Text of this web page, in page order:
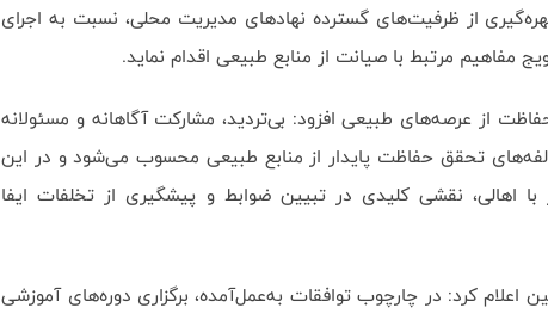
از ظرفیت‌های گسترده نهادهای مدیریت محلی، نسبت به اجرای
مفاهیم مرتبط با صیانت از منابع طبیعی اقدام نماید.
از عرصه‌های طبیعی افزود: بی‌تردید، مشارکت آگاهانه و مسئولانه
تحقق حفاظت پایدار از منابع طبیعی محسوب می‌شود و در این
اهالی، نقشی کلیدی در تبیین ضوابط و پیشگیری از تخلفات ایفا
کرد: در چارچوب توافقات به‌عمل‌آمده، برگزاری دوره‌های آموزشی